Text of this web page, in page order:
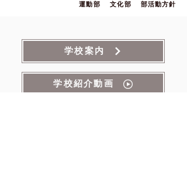
運動部 文化部 部活動方針
学校案内
学校紹介動画